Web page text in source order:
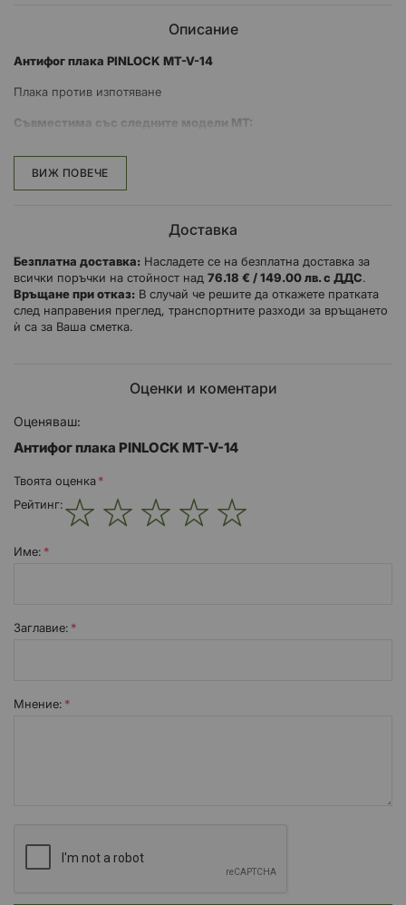
Описание
Антифог плака PINLOCK MT-V-14
Плака против изпотяване
Съвместима със следните модели MT:
MT TARGO
MT REVENGE 2
BLADE 2
ВИЖ ПОВЕЧЕ
Доставка
Безплатна доставка: Насладете се на безплатна доставка за
всички поръчки на стойност над 76.18 € / 149.00 лв. с ДДС.
Връщане при отказ: В случай че решите да откажете пратката
след направения преглед, транспортните разходи за връщането
ѝ са за Ваша сметка.
Оценки и коментари
Оценяваш:
Антифог плака PINLOCK MT-V-14
Твоята оценка
Рейтинг:
Име:
Заглавиe:
Мнение: